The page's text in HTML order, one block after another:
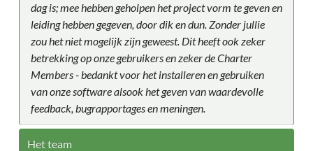
dag is; mee hebben geholpen het project vorm te geven en
leiding hebben gegeven, door dik en dun. Zonder jullie
zou het niet mogelijk zijn geweest. Dit heeft ook zeker
betrekking op onze gebruikers en zeker de Charter
Members - bedankt voor het installeren en gebruiken
van onze software alsook het geven van waardevolle
feedback, bugrapportages en meningen.
Het team